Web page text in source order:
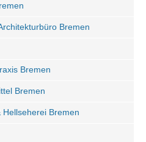
Bremen
Bremen
Bremen
Bremen